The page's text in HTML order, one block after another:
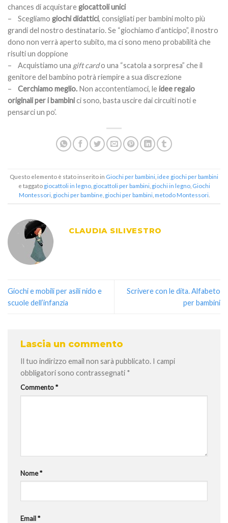
chances di acquistaregiocattoli unici
– Scegliamo giochi didattici, consigliati per bambini molto più
grandi del nostro destinatario. Se “giochiamo d’anticipo”, il nostro
dono non verrà aperto subito, ma ci sono meno probabilità che
risulti un doppione
– Acquistiamo una gift cardo una “scatola a sorpresa” che il
genitore del bambino potrà riempire a sua discrezione
– Cerchiamo meglio. Non accontentiamoci, leidee regalo
originali per i bambinici sono, basta uscire dai circuiti noti e
pensarci un po’.
Questo elemento è stato inserito in Giochi per bambini idee giochi per bambini
e taggato giocattoli in legno, giocattoli per bambini, giochi in legno, Giochi
Montessori, giochi per bambine giochi per bambini, metodo Montessori.
CLAUDIA SILIVESTRO
Giochi e mobili per asili nido e
scuole dell’infanzia
Scrivere con le dita. Alfabeto
per bambini
Lascia un commento
Il tuo indirizzo email non sarà pubblicato. I campi
obbligatori sono contrassegnati *
Commento*
Nome*
Email*